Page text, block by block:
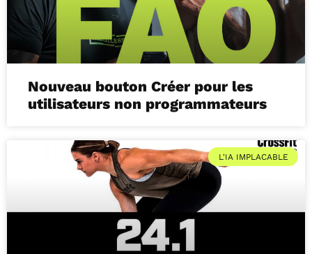
Nouveau bouton Créer pour les
utilisateurs non programmateurs
L'IA IMPLACABLE